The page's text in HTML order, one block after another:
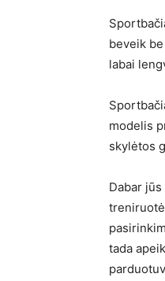
beveik
labai
modelis
skylėtos
Dabar
tada